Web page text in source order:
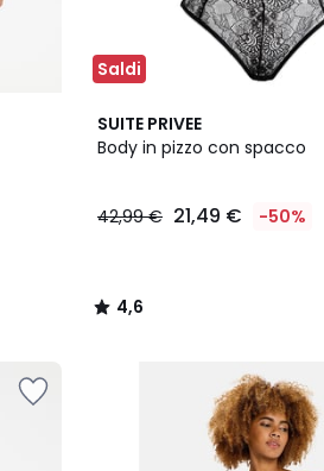
Saldi
SUITE PRIVEE
Body in pizzo con spacco
42,99 € 21,49 € -50%
4,6
/ 5
4,6
/